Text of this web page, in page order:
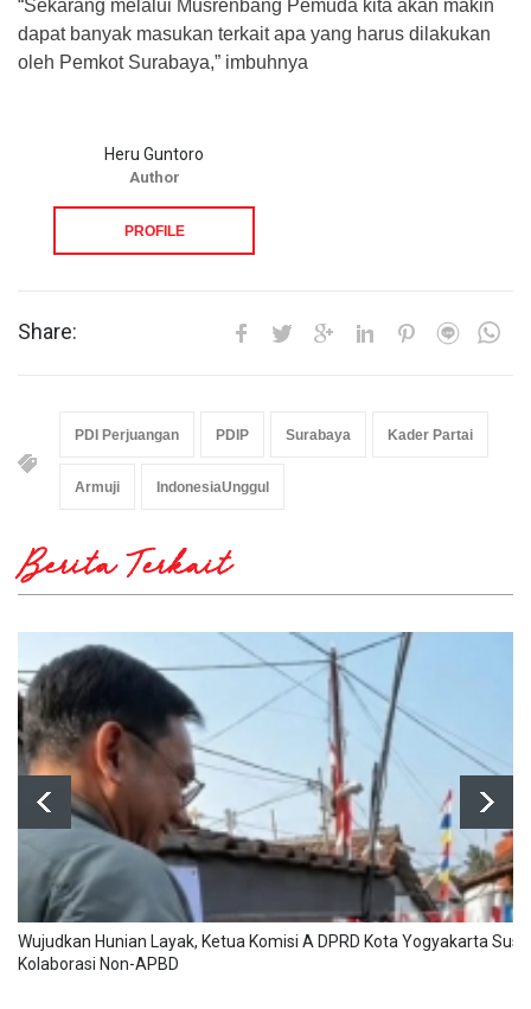
“Sekarang melalui Musrenbang Pemuda kita akan makin
dapat banyak masukan terkait apa yang harus dilakukan
oleh Pemkot Surabaya,” imbuhnya
Heru Guntoro
Author
PROFILE
Share:
PDI Perjuangan PDIP Surabaya Kader Partai
Armuji IndonesiaUnggul
Berita Terkait
Wujudkan Hunian Layak, Ketua Komisi A DPRD Kota Yogyakarta
Kolaborasi Non-APBD